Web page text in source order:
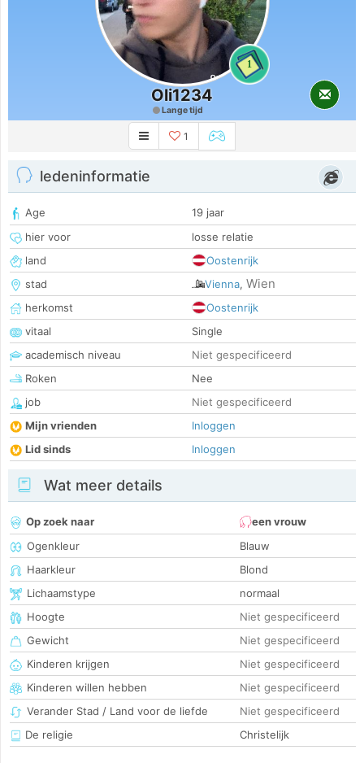
1
Oli1234
Lange tijd
1
ledeninformatie
Age
19 jaar
hier voor
losse relatie
land
Oostenrijk
stad
Vienna, Wien
herkomst
Oostenrijk
vitaal
Single
academisch niveau
Niet gespecificeerd
Roken
Nee
job
Niet gespecificeerd
Mijn vrienden
Inloggen
Lid sinds
Inloggen
Wat meer details
Op zoek naar
een vrouw
Ogenkleur
Blauw
Haarkleur
Blond
Lichaamstype
normaal
Hoogte
Niet gespecificeerd
Gewicht
Niet gespecificeerd
Kinderen krijgen
Niet gespecificeerd
Kinderen willen hebben
Niet gespecificeerd
Verander Stad / Land voor de liefde
Niet gespecificeerd
De religie
Christelijk